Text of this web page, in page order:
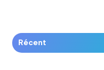
Récent